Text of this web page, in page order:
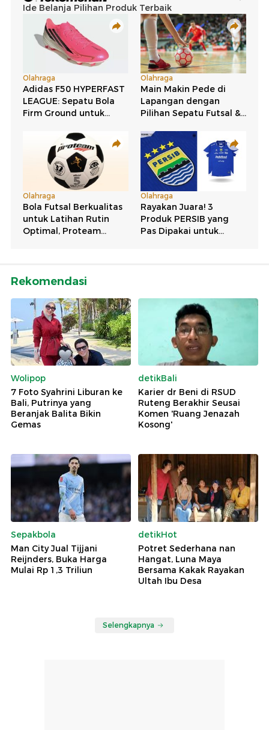
Rekomendasi
Wolipop
7 Foto Syahrini Liburan ke
Bali, Putrinya yang
Beranjak Balita Bikin
Gemas
detikBali
Karier dr Beni di RSUD
Ruteng Berakhir Seusai
Komen 'Ruang Jenazah
Kosong'
Sepakbola
Man City Jual Tijjani
Reijnders, Buka Harga
Mulai Rp 1,3 Triliun
detikHot
Potret Sederhana nan
Hangat, Luna Maya
Bersama Kakak Rayakan
Ultah Ibu Desa
Selengkapnya